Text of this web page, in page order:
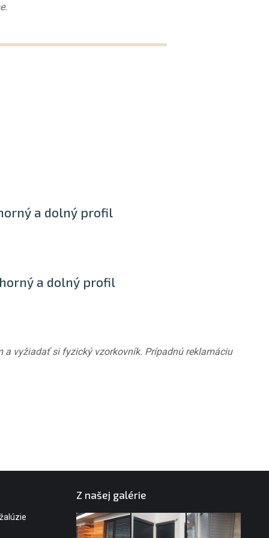
a dolný profil
a dolný profil
vyžiadať si fyzický vzorkovník. Prípadnú reklamáciu
Z našej galérie